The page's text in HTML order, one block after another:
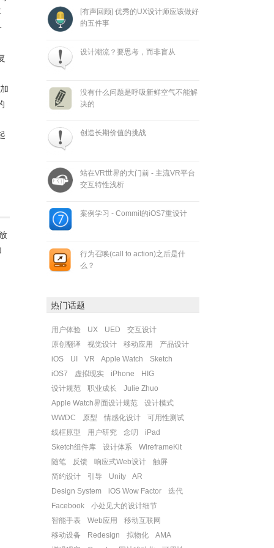
[有声回顾] 优秀的UX设计师应该做好
的五件事
设计潮流？要思考，而非盲从
没有什么问题是呼吸新鲜空气不能解
决的
创造长期价值的挑战
站在VR世界的大门前 - 主流VR平台
交互特性浅析
案例学习 - Commit的iOS7重设计
行为召唤(call to action)之后是什
么？
热门话题
用户体验 UX UED
交互设计
原创翻译
视觉设计 移动应用
产品设计
iOS
UI VR Apple Watch
Sketch
iOS7
虚拟现实 iPhone
HIG
设计规范
职业成长
Julie Zhuo
Apple Watch界面设计规范
设计模式
WWDC
原型 情感化设计
可用性测试
线框原型
用户研究 念叨
iPad
Sketch组件库
设计体系
WireframeKit
随笔
反馈 响应式Web设计
触屏
简约设计
引导 Unity
AR
Design System
iOS Wow Factor
迭代
Facebook
小处见大的设计细节
智能手表
Web应用
移动互联网
移动设备
Redesign 拟物化
AMA